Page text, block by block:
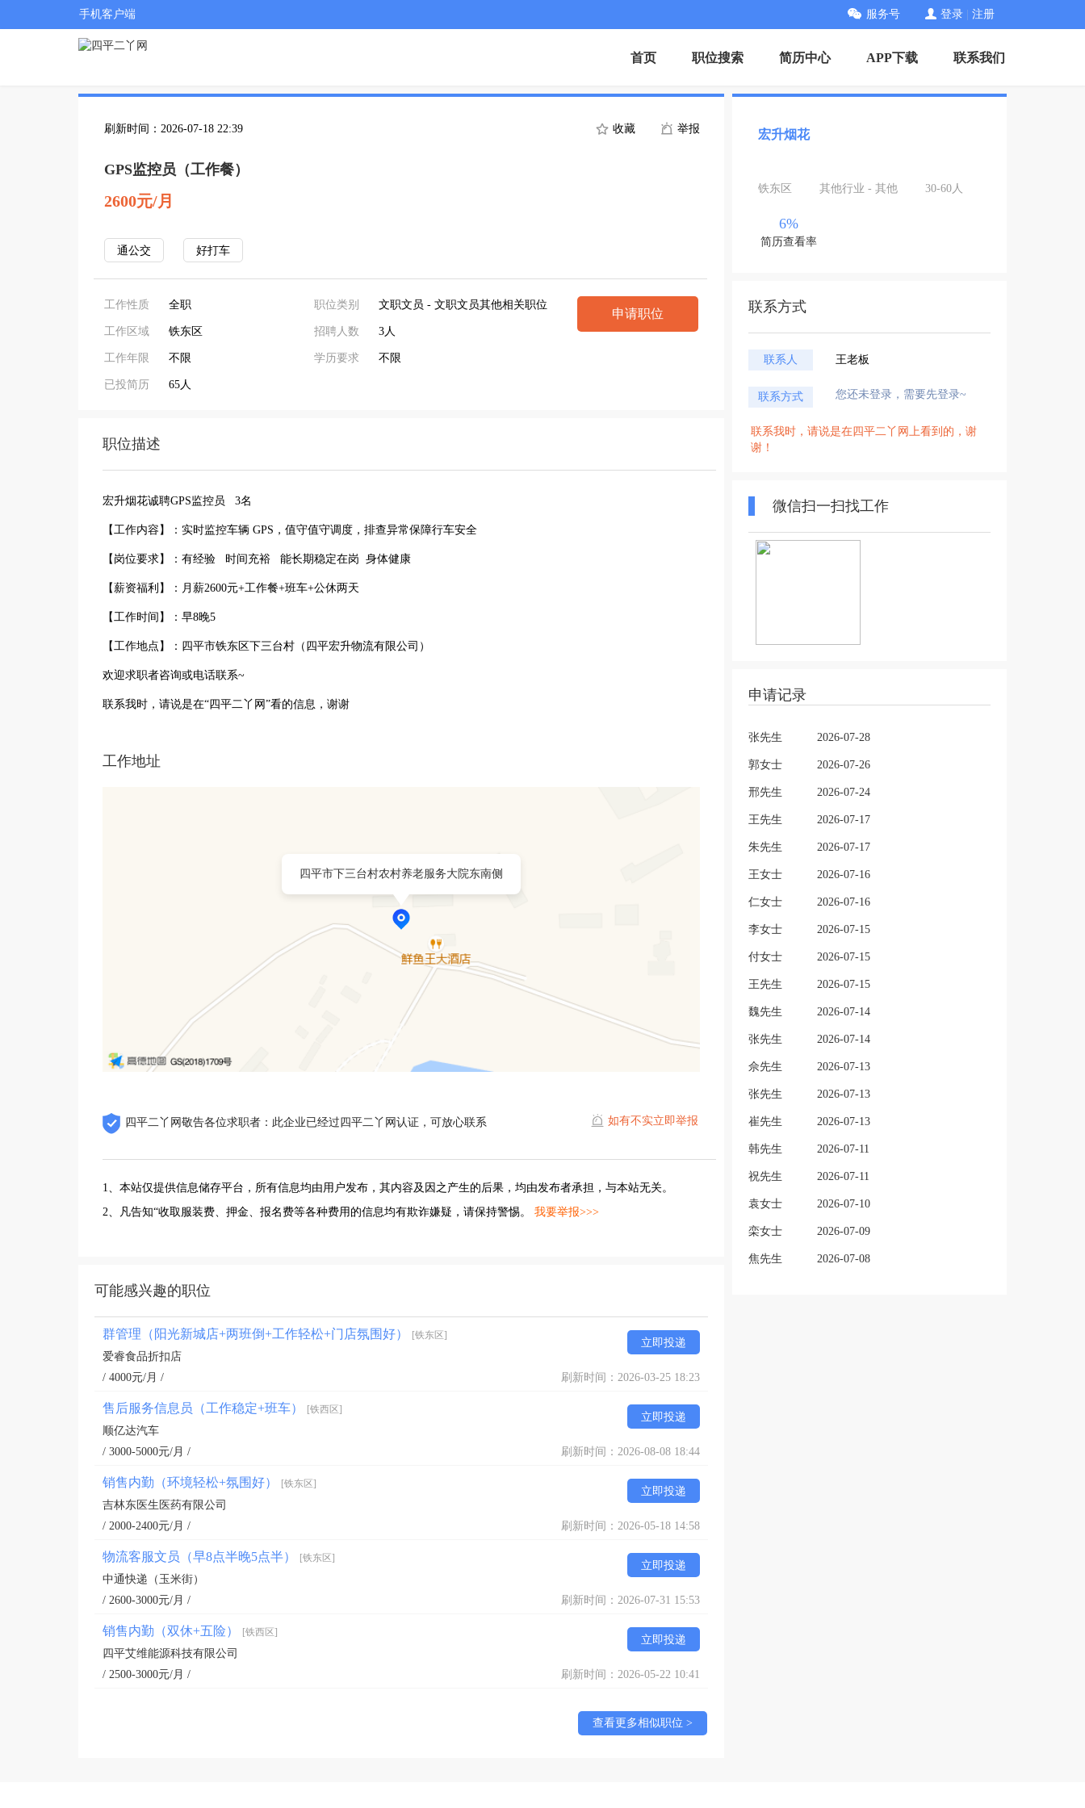
手机客户端 服务号 登录 注册
首页 职位搜索 简历中心 APP下载 联系我们
刷新时间：2026-07-18 22:39 收藏 举报
GPS监控员（工作餐）
2600元/月
通公交 好打车
工作性质 全职
工作区域 铁东区
工作年限 不限
已投简历 65人
职位类别 文职文员 - 文职文员其他相关职位
招聘人数 3人
学历要求 不限
申请职位
职位描述
宏升烟花诚聘GPS监控员 3名
【工作内容】：实时监控车辆 GPS，值守值守调度，排查异常保障行车安全
【岗位要求】：有经验 时间充裕 能长期稳定在岗 身体健康
【薪资福利】：月薪2600元+工作餐+班车+公休两天
【工作时间】：早8晚5
【工作地点】：四平市铁东区下三台村（四平宏升物流有限公司）
欢迎求职者咨询或电话联系~
联系我时，请说是在“四平二丫网”看的信息，谢谢
工作地址
四平市下三台村农村养老服务大院东南侧
四平二丫网敬告各位求职者：此企业已经过四平二丫网认证，可放心联系 如有不实立即举报
1、本站仅提供信息储存平台，所有信息均由用户发布，其内容及因之产生的后果，均由发布者承担，与本站无关。
2、凡告知“收取服装费、押金、报名费等各种费用的信息均有欺诈嫌疑，请保持警惕。 我要举报>>>
可能感兴趣的职位
群管理（阳光新城店+两班倒+工作轻松+门店氛围好） [铁东区]
立即投递
爱睿食品折扣店
/ 4000元/月 /
刷新时间：2026-03-25 18:23
售后服务信息员（工作稳定+班车） [铁西区]
立即投递
顺亿达汽车
/ 3000-5000元/月 /
刷新时间：2026-08-08 18:44
销售内勤（环境轻松+氛围好） [铁东区]
立即投递
吉林东医生医药有限公司
/ 2000-2400元/月 /
刷新时间：2026-05-18 14:58
物流客服文员（早8点半晚5点半） [铁东区]
立即投递
中通快递（玉米街）
/ 2600-3000元/月 /
刷新时间：2026-07-31 15:53
销售内勤（双休+五险） [铁西区]
立即投递
四平艾维能源科技有限公司
/ 2500-3000元/月 /
刷新时间：2026-05-22 10:41
查看更多相似职位 >
宏升烟花
铁东区 其他行业 - 其他 30-60人
6%
简历查看率
联系方式
联系人 王老板
联系方式 您还未登录，需要先登录~
联系我时，请说是在四平二丫网上看到的，谢
谢！
微信扫一扫找工作
申请记录
张先生 2026-07-28
郭女士 2026-07-26
邢先生 2026-07-24
王先生 2026-07-17
朱先生 2026-07-17
王女士 2026-07-16
仁女士 2026-07-16
李女士 2026-07-15
付女士 2026-07-15
王先生 2026-07-15
魏先生 2026-07-14
张先生 2026-07-14
佘先生 2026-07-13
张先生 2026-07-13
崔先生 2026-07-13
韩先生 2026-07-11
祝先生 2026-07-11
袁女士 2026-07-10
栾女士 2026-07-09
焦先生 2026-07-08